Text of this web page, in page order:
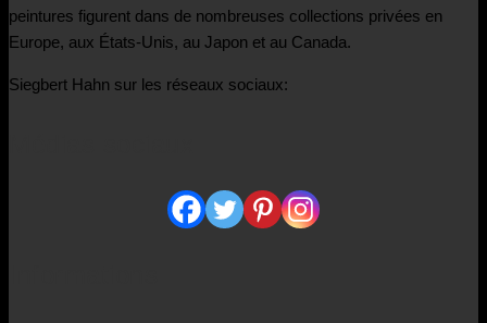
peintures figurent dans de nombreuses collections privées en
Europe, aux États-Unis, au Japon et au Canada.
Siegbert Hahn sur les réseaux sociaux: